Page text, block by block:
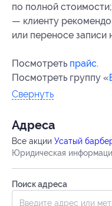
по полной стоимости;
— клиенту
или переносе записи
Посмотреть прайс.
Посмотреть группу «
Свернуть
Адресa
Все акции Усатый
Юридическая
Поиск адреса